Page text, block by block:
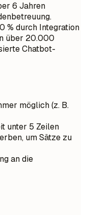
6 Jahren
% durch Integration
über 20.000
Chatbot-
möglich (z. B.
unter 5 Zeilen
um Sätze zu
an die